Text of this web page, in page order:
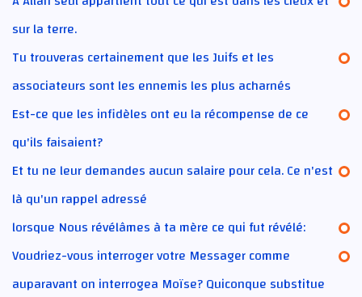
sur la terre.
Tu trouveras certainement que les Juifs et les
associateurs sont les ennemis les plus acharnés
Est-ce que les infidèles ont eu la récompense de ce
qu'ils faisaient?
Et tu ne leur demandes aucun salaire pour cela. Ce n'est
là qu'un rappel adressé
lorsque Nous révélâmes à ta mère ce qui fut révélé:
Voudriez-vous interroger votre Messager comme
auparavant on interrogea Moïse? Quiconque substitue